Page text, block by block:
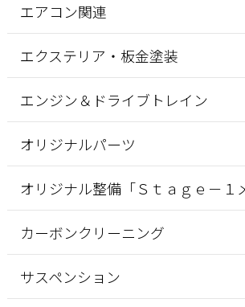
エアコン関連
エクステリア・板金塗装
エンジン＆ドライブトレイン
オリジナルパーツ
オリジナル整備「Ｓｔａｇｅ－１
カーボンクリーニング
サスペンション